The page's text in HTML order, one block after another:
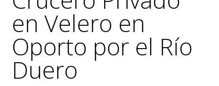
en Velero en
Oporto por el Río
Duero